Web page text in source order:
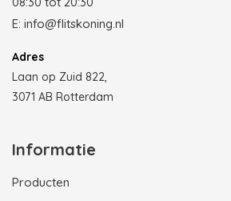
E: info@flitskoning.nl
Adres
Laan op Zuid 822,
3071 AB Rotterdam
Informatie
Producten